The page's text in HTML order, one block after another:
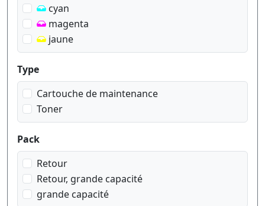
cyan
magenta
jaune
Type
Cartouche de maintenance
Toner
Pack
Retour
Retour, grande capacité
grande capacité